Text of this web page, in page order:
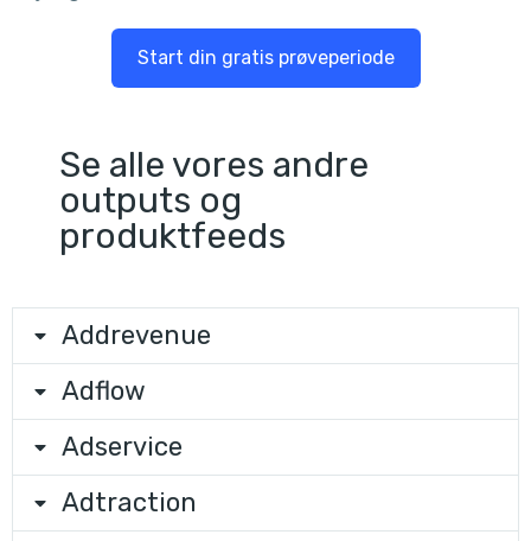
Start din gratis prøveperiode
Se alle vores andre
outputs og
produktfeeds
Addrevenue
Adflow
Adservice
Adtraction